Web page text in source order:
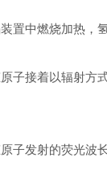
置中燃烧加热，
子接着以辐射方
子发射的荧光波